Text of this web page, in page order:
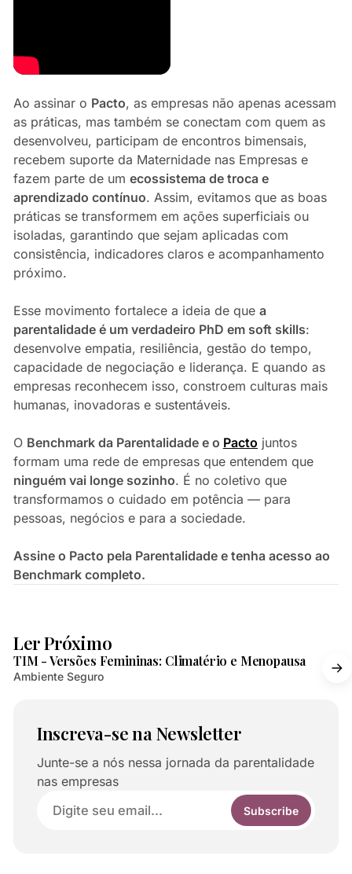
Ao assinar o Pacto, as empresas não apenas acessam
as práticas, mas também se conectam com quem as
desenvolveu, participam de encontros bimensais,
recebem suporte da Maternidade nas Empresas e
fazem parte de um ecossistema de troca e
aprendizado contínuo. Assim, evitamos que as boas
práticas se transformem em ações superficiais ou
isoladas, garantindo que sejam aplicadas com
consistência, indicadores claros e acompanhamento
próximo.
Esse movimento fortalece a ideia de que a
parentalidade é um verdadeiro PhD em soft skills:
desenvolve empatia, resiliência, gestão do tempo,
capacidade de negociação e liderança. E quando as
empresas reconhecem isso, constroem culturas mais
humanas, inovadoras e sustentáveis.
O Benchmark da Parentalidade e o Pacto juntos
formam uma rede de empresas que entendem que
ninguém vai longe sozinho. É no coletivo que
transformamos o cuidado em potência — para
pessoas, negócios e para a sociedade.
Assine o Pacto pela Parentalidade e tenha acesso ao
Benchmark completo.
Ler Próximo
TIM - Versões Femininas: Climatério e Menopausa
Ambiente Seguro
Inscreva-se na Newsletter
Junte-se a nós nessa jornada da parentalidade
nas empresas
Subscribe